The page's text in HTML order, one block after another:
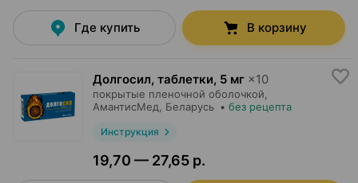
Где купить В корзину
Долгосил, таблетки, 5 мг ×10
покрытые пленочной оболочкой,
АмантисМед , Беларусь • без рецепта
Инструкция
19,70 — 27,65 р.